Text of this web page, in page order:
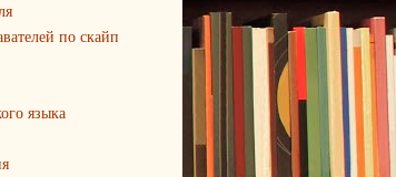
по скайп
языка